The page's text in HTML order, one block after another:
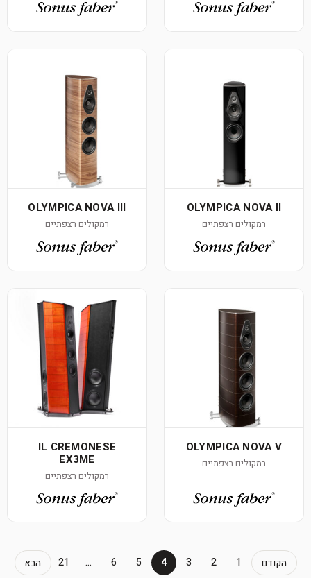
OLYMPICA NOVA II
רמקולים רצפתיים
OLYMPICA NOVA III
רמקולים רצפתיים
OLYMPICA NOVA V
רמקולים רצפתיים
IL CREMONESE
EX3ME
רמקולים רצפתיים
הקודם 1
2
3
4
5
6
…
21 הבא